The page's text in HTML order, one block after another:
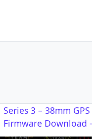
Series 3 – 38mm
Firmware Download